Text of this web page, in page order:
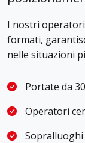
I nostri
formati,
nelle situazioni
Portate da
Operatori